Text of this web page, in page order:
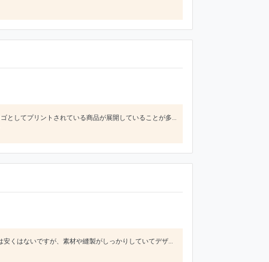
個性的でロックなデザインのイメージが強いブランドだと思います。洋服やバッグには、そのブランド名がロゴとしてプリントされている商品が展開していることが多くありますが、ヴィヴィアンウエストウッドの場合は、ブランド名よりもオーブと言われる天体のようなイラストが有名でしょう。このロゴを見れば、一目でヴィヴィアンウエストウッドだとわかるくらいです。また、色使いも鮮やかで独特です。チェック柄の商品が多いですが
a.p.c.はフランスのブランドでデニムやロゴモチーフのスウェットなどのカジュアルアイテムが得意。お値段は安くはないですが、素材や縫製がしっかりしていてデザインがベーシックなので長く着られるアイテムが多いです。